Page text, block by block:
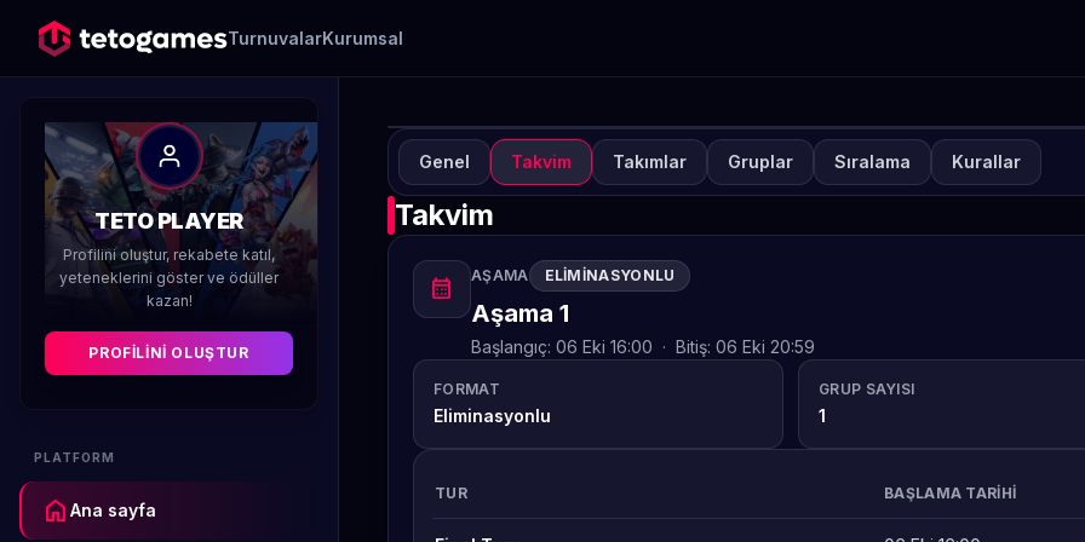
TurnuvalarKurumsal
TETO PLAYER
Profilini oluştur, rekabete katıl,
yeteneklerini göster ve ödüller
kazan!
PROFILINI OLUŞTUR
PLATFORM
home Ana sayfa
TURNUVA KAPALI
3
Düzenleyen TETO
Genel Takvim Takımlar Gruplar Sıralama Kurallar
Takvim
calendar_month AŞAMA ELIMINASYONLU
Aşama 1
Başlangıç: 06 Eki 16:00 · Bitiş: 06 Eki 20:59
FORMAT
Eliminasyonlu
GRUP SAYISI
1
TUR BAŞLAMA TARIHI